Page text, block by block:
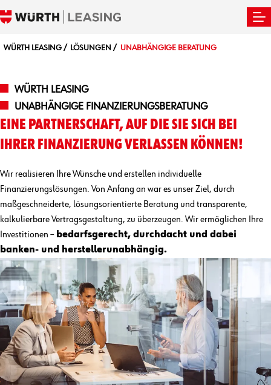
WÜRTH LEASING LÖSUNGEN UNABHÄNGIGE BERATUNG
WÜRTH LEASING
UNABHÄNGIGE FINANZIERUNGSBERATUNG
EINE PARTNERSCHAFT, AUF DIE SIE SICH BEI
IHRER FINANZIERUNG VERLASSEN KÖNNEN!
Wir realisieren Ihre Wünsche und erstellen individuelle
Finanzierungslösungen. Von Anfang an war es unser Ziel, durch
maßgeschneiderte, lösungsorientierte Beratung und transparente,
kalkulierbare Vertragsgestaltung, zu überzeugen. Wir ermöglichen Ihre
Investitionen – bedarfsgerecht, durchdacht und dabei
banken- und herstellerunabhängig.